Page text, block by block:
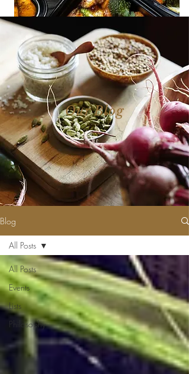
Our Blog
Blog
All Posts
Events
Lists
Philosophy
All Posts